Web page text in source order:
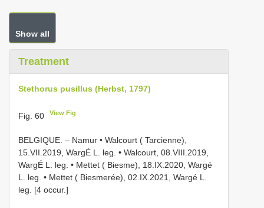
Show all
Treatment
Stethorus pusillus (Herbst, 1797)
Fig. 60 View Fig
BELGIQUE. – Namur • Walcourt ( Tarcienne),
15.VII.2019, WargÉ L. leg. • Walcourt, 08.VIII.2019,
WargÉ L. leg. • Mettet ( Biesme), 18.IX.2020, Wargé
L. leg. • Mettet ( Biesmerée), 02.IX.2021, Wargé L.
leg. [4 occur.]